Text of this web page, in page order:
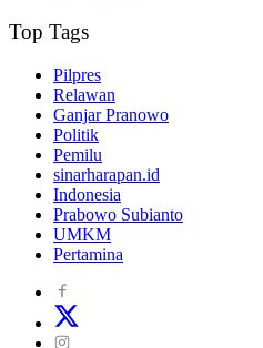
Top Tags
Pilpres
Relawan
Ganjar Pranowo
Politik
Pemilu
sinarharapan.id
Indonesia
Prabowo Subianto
UMKM
Pertamina